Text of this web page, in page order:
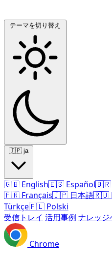
テーマを切り替え
🇯🇵 ja
🇬🇧 English🇪🇸 Español🇧🇷
🇫🇷 Français🇯🇵 日本語🇷🇺
Türkçe🇵🇱 Polski
受信トレイ 活用事例 ナレッジ
Chrome